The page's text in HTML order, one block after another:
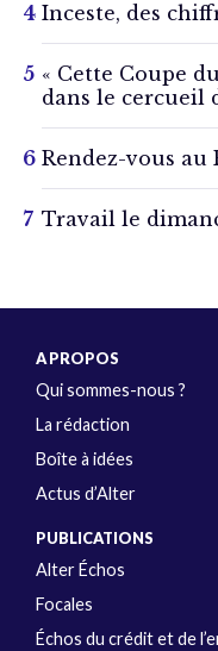
Inceste, des
« Cette Coupe
dans le cercueil
Rendez-vous au
Travail le
A PROPOS
Qui sommes-nous ?
La rédaction
Boîte à idées
Actus d’Alter
PUBLICATIONS
Alter Échos
Focales
Échos du crédit et de